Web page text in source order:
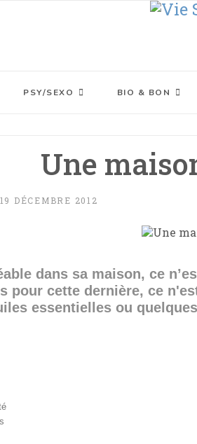
PSY/SEXO BIO & BON
Une
19 DÉCEMBRE 2012
dans sa maison, ce
pour cette dernière, ce
essentielles ou